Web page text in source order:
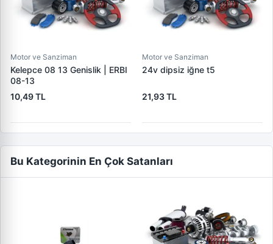
Motor ve Sanziman
Kelepce 08 13 Genislik | ERBI
08-13
10,49 TL
Motor ve Sanziman
24v dipsiz iğne t5
21,93 TL
Bu Kategorinin En Çok Satanları